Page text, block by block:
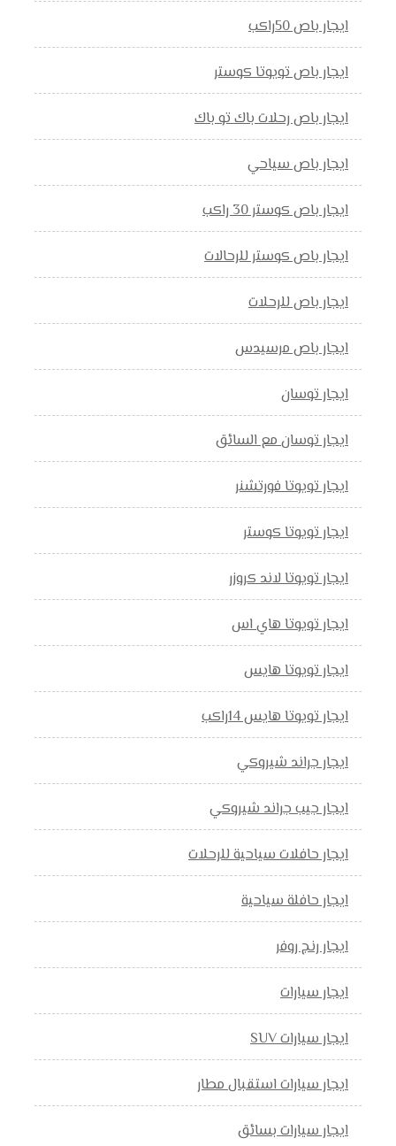
ايجار باص 50راكب
ايجار باص تويوتا كوستر
ايجار باص رحلات باك تو باك
ايجار باص سياحي
ايجار باص كوستر 30 راكب
ايجار باص كوستر للرحالات
ايجار باص للرحلات
ايجار باص مرسيدس
ايجار توسان
ايجار توسان مع السائق
ايجار تويوتا فورتشنر
ايجار تويوتا كوستر
ايجار تويوتا لاند كروزر
ايجار تويوتا هاي اس
ايجار تويوتا هايس
ايجار تويوتا هايس 14راكب
ايجار جراند شيروكي
ايجار جيب جراند شيروكي
ايجار حافلات سياحية للرحلات
ايجار حافلة سياحية
ايجار رنج روفر
ايجار سيارات
ايجار سيارات SUV
ايجار سيارات استقبال مطار
ايجار سيارات بسائق